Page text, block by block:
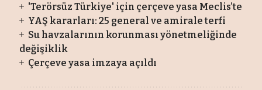
'Terörsüz Türkiye' için çerçeve yasa Meclis’te
YAŞ kararları: 25 general ve amirale terfi
Su havzalarının korunması yönetmeliğinde
değişiklik
Çerçeve yasa imzaya açıldı